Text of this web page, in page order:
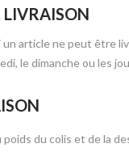
LIVRAISON
article ne peut être
le dimanche ou les
du colis et de la